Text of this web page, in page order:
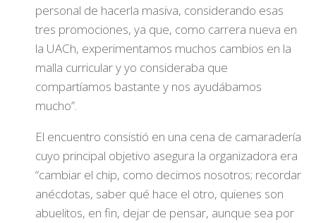
personal de hacerla masiva, considerando esas
tres promociones, ya que, como carrera nueva en
la UACh, experimentamos muchos cambios en la
malla curricular y yo consideraba que
compartíamos bastante y nos ayudábamos
mucho”.
El encuentro consistió en una cena de camaradería
cuyo principal objetivo asegura la organizadora era
“cambiar el chip, como decimos nosotros; recordar
anécdotas, saber qué hace el otro, quienes son
abuelitos, en fin, dejar de pensar, aunque sea por